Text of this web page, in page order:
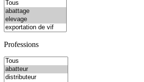
Professions